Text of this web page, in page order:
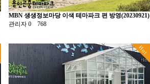
MBN 생생정보마당 이색 테마파크 편 방영(20230921)
관리자 0 768
Hot